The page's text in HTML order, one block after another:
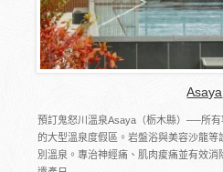
Asaya
預訂鬼怒川溫泉Asaya（栃木縣）──所
的大型溫泉度假區。岩盤浴與美容沙龍
別溫泉。專治神經痛、肌肉痠痛並有效